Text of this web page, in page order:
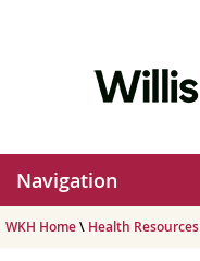
Navigation
WKH Home\ Health Resources